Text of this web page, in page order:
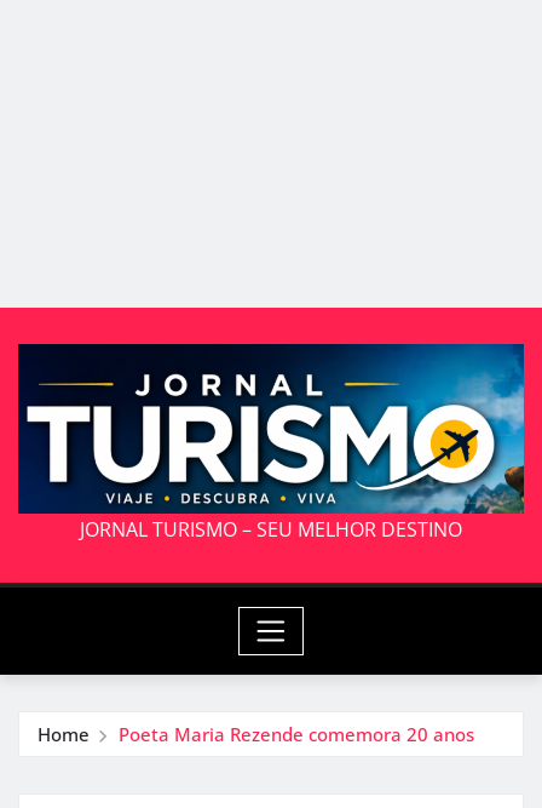
JORNAL TURISMO – SEU MELHOR DESTINO
Home Poeta Maria Rezende comemora 20 anos